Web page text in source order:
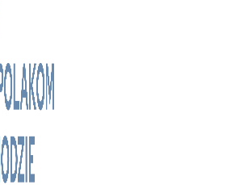
kanał telewizyjny